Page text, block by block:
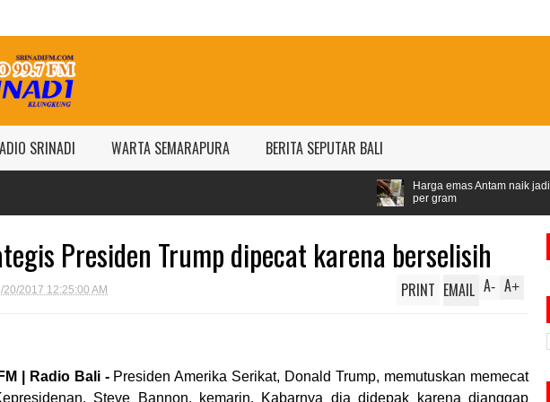
SRINADI WARTA SEMARAPURA BERITA SEPUTAR BALI
Harga emas Antam naik jadi Rp1,528 juta
Presiden Trump dipecat karena berselisih
20/2017 12:25:00 AM A+
A-
PRINT EMAIL
| Radio Bali - Presiden Amerika Serikat, Donald Trump, memutuskan memecat
Steve Bannon, kemarin. Kabarnya dia didepak karena dianggap